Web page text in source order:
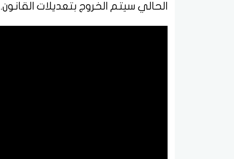
الحالي سيتم الخروج بتعديلات القانون.